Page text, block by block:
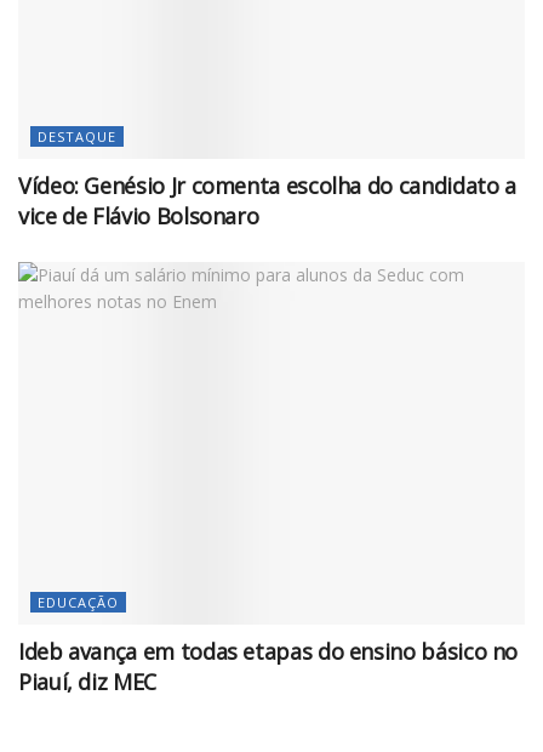
DESTAQUE
Vídeo: Genésio Jr comenta escolha do candidato a
vice de Flávio Bolsonaro
EDUCAÇÃO
Ideb avança em todas etapas do ensino básico no
Piauí, diz MEC